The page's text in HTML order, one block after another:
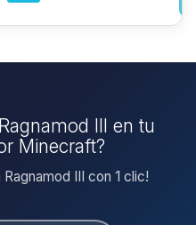
III en tu
Minecraft?
III con 1 clic!